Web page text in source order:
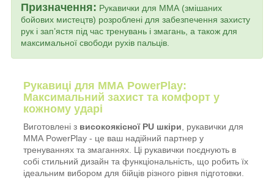
Призначення: Рукавички для ММА (змішаних
бойових мистецтв) розроблені для забезпечення захисту
рук і зап’ястя під час тренувань і змагань, а також для
максимальної свободи рухів пальців.
Рукавиці для ММА PowerPlay:
Максимальний захист та комфорт у
кожному ударі
Виготовлені з високоякісної PU шкіри , рукавички для
ММА PowerPlay - це ваш надійний партнер у
тренуваннях та змаганнях. Ці рукавички поєднують в
собі стильний дизайн та функціональність, що робить їх
ідеальним вибором для бійців різного рівня підготовки.